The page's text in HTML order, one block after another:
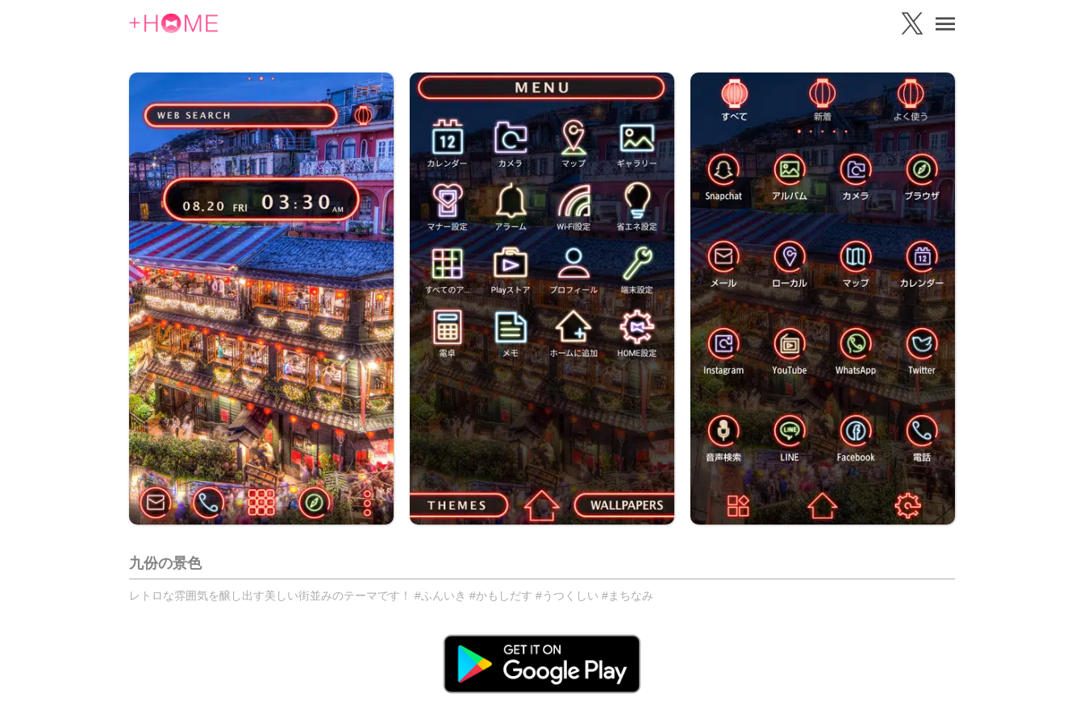
九份の景色
レトロな雰囲気を醸し出す美しい街並みのテーマです！ #ふんいき #かもしだす #うつくしい #まちなみ